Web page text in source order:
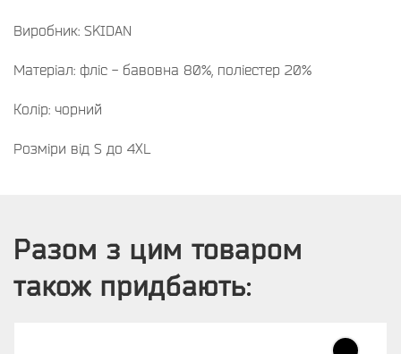
Виробник: SKIDAN
Матеріал: фліс - бавовна 80%, поліестер 20%
Колір: чорний
Розміри від S до 4XL
Разом з цим товаром
також придбають: